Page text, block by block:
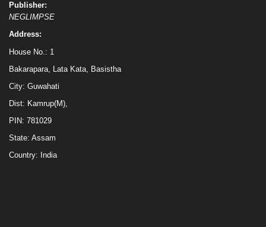
Publisher:
NEGLIMPSE
Address:
House No.: 1
Bakarapara, Lata Kata, Basistha
City: Guwahati
Dist: Kamrup(M),
PIN: 781029
State: Assam
Country: India